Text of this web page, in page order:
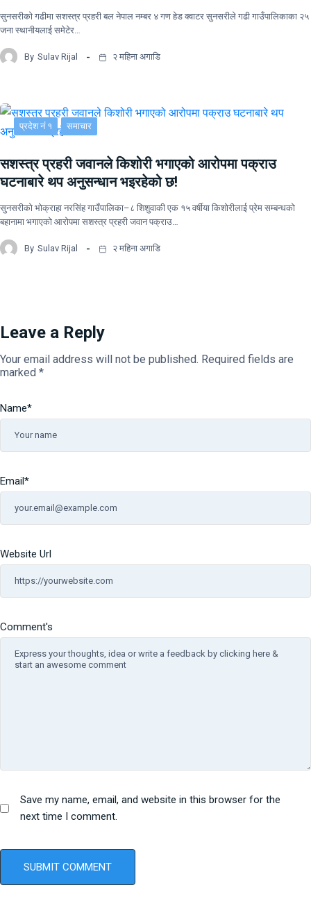
सुनसरीकाे गढीमा सशस्त्र प्रहरी बल नेपाल नम्बर ४ गण हेड क्वाटर सुनसरीले गढी गाउँपालिकाका २५
जना स्थानीयलाई समेटेर…
By Sulav Rijal २ महिना अगाडि
प्रदेश नं १ समाचार
सशस्त्र प्रहरी जवानले किशोरी भगाएको आरोपमा पक्राउ
घटनाबारे थप अनुसन्धान भइरहेको छ!
सुनसरीको भोक्राहा नरसिंह गाउँपालिका–८ शिशुवाकी एक १५ वर्षीया किशोरीलाई प्रेम सम्बन्धको
बहानामा भगाएको आरोपमा सशस्त्र प्रहरी जवान पक्राउ…
By Sulav Rijal २ महिना अगाडि
Leave a Reply
Your email address will not be published. Required fields are
marked *
Comment's
Name*
Email *
Website Url
Save my name, email, and website in this browser for the
next time I comment.